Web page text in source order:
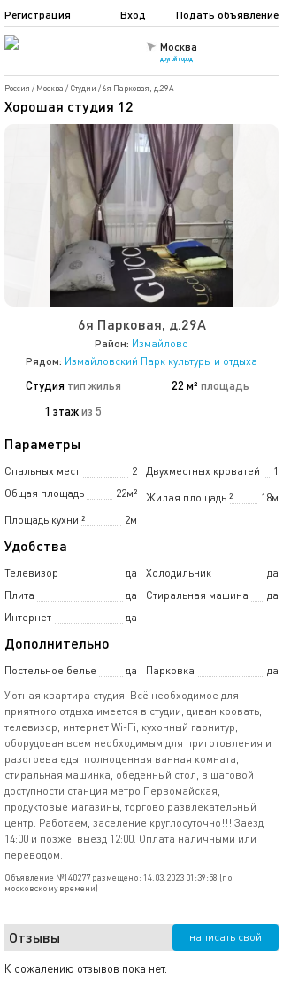
Москва
другой город
Подать объявление
Регистрация Вход
Россия / Москва / Студии /6я Парковая, д.29А
Хорошая студия 12
6я Парковая, д.29А
Район: Измайлово
Рядом: Измайловский Парк культуры и отдыха
Студия тип жилья 22 м² площадь
1 этажиз 5
Параметры
Спальных мест 2 Двухместных кроватей
1
Общая площадь
22м² Жилая площадь 18м
²
Площадь кухни
2м
²
Удобства
Телевизор да Холодильник
да
Плита
да Стиральная машина
да
Интернет
да
Дополнительно
Постельное белье да Парковка
да
Уютная квартира студия, Всё необходимое для
приятного отдыха имеется в студии, диван кровать,
телевизор, интернет Wi-Fi, кухонный гарнитур,
оборудован всем необходимым для приготовления и
разогрева еды, полноценная ванная комната,
стиральная машинка, обеденный стол, в шаговой
доступности станция метро Первомайская,
продуктовые магазины, торгово развлекательный
центр. Работаем, заселение круглосуточно!!! Заезд
14:00 и позже, выезд 12:00. Оплата наличными или
переводом.
Объявление №140277 размещено: 14.03.2023 01:39:58 (по
московскому времени)
Отзывы написать свой
К сожалению отзывов пока нет.